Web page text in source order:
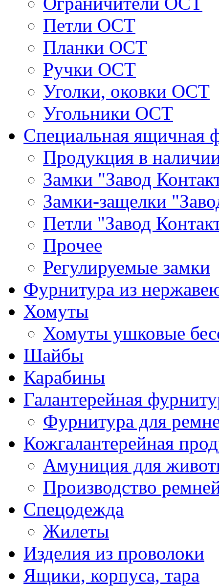
Петли ОСТ
Планки ОСТ
Ручки ОСТ
Уголки, оковки ОСТ
Угольники ОСТ
Специальная ящичная
Продукция в
Замки "Завод
Замки-защелки
Петли "Завод
Прочее
Регулируемые замки
Фурнитура из
Хомуты
Хомуты ушковые
Шайбы
Карабины
Галантерейная
Фурнитура для
Кожгалантерейная
Амуниция для
Производство
Спецодежда
Жилеты
Изделия из проволоки
Ящики, корпуса, тара